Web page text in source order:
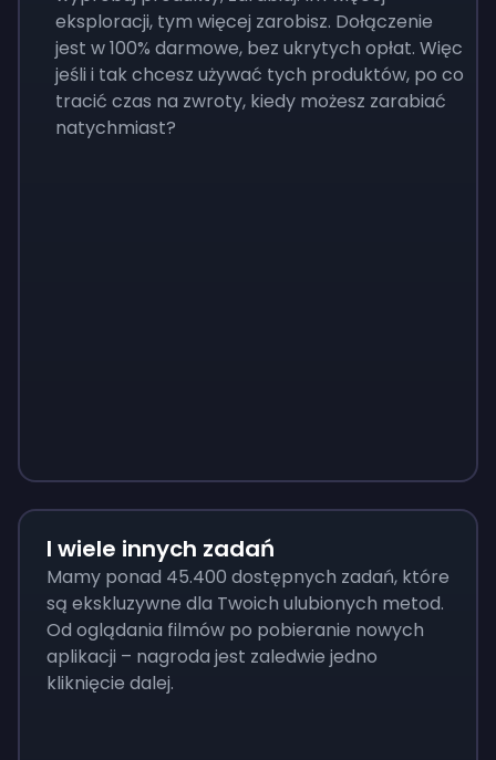
eksploracji, tym więcej zarobisz. Dołączenie
jest w 100% darmowe, bez ukrytych opłat. Więc
jeśli i tak chcesz używać tych produktów, po co
tracić czas na zwroty, kiedy możesz zarabiać
natychmiast?
I wiele innych zadań
Mamy ponad 45.400 dostępnych zadań, które
są ekskluzywne dla Twoich ulubionych metod.
Od oglądania filmów po pobieranie nowych
aplikacji – nagroda jest zaledwie jedno
kliknięcie dalej.